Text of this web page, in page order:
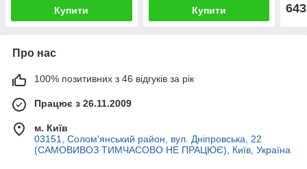
Купити Купити 643
Про нас
100% позитивних з 46 відгуків за рік
Працює з 26.11.2009
м. Київ
03151, Солом'янський район, вул. Дніпровська, 22
(САМОВИВОЗ ТИМЧАСОВО НЕ ПРАЦЮЄ), Київ, Україна